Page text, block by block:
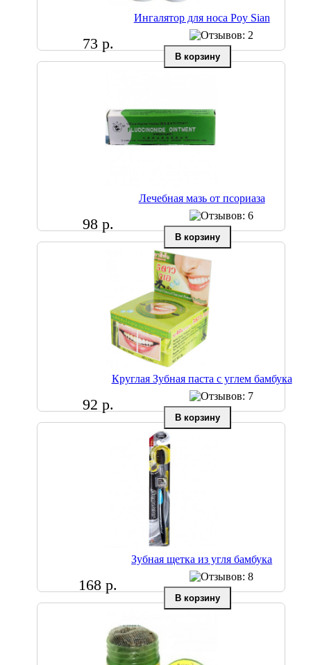
Ингалятор для носа Poy Sian
73 р.
Лечебная мазь от псориаза
98 р.
Круглая Зубная паста с углем бамбука
92 р.
Зубная щетка из угля бамбука
168 р.